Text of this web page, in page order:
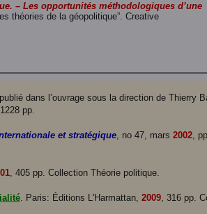
– Les opportunités méthodologiques d’une
théories de la géopolitique”. Creative
dans l’ouvrage sous la direction de Thierry
pp.
et stratégique, no 47, mars 2002,
, 405 pp. Collection Théorie politique.
. Paris: Éditions L'Harmattan, 2009, 316 pp.